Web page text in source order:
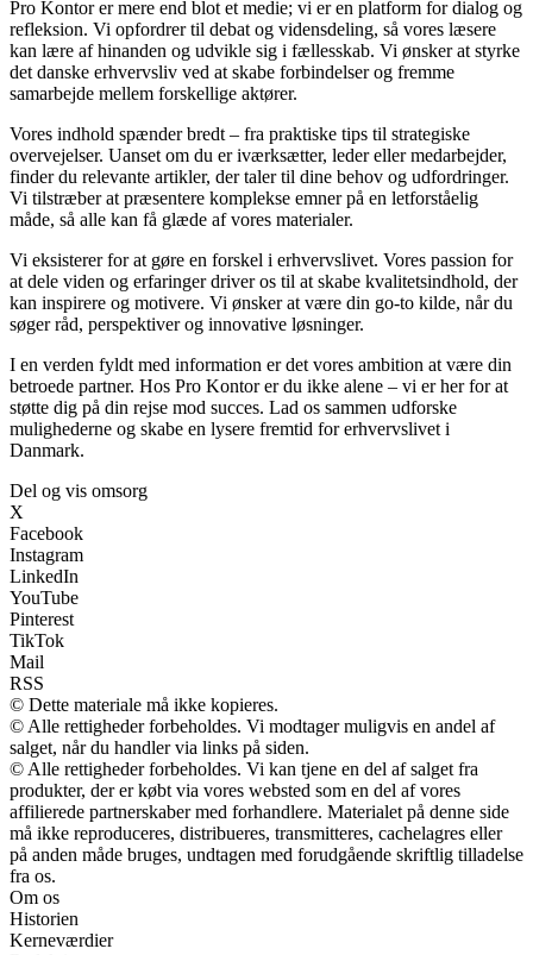
Pro Kontor er mere end blot et medie; vi er en platform for dialog og
refleksion. Vi opfordrer til debat og vidensdeling, så vores læsere
kan lære af hinanden og udvikle sig i fællesskab. Vi ønsker at styrke
det danske erhvervsliv ved at skabe forbindelser og fremme
samarbejde mellem forskellige aktører.
Vores indhold spænder bredt – fra praktiske tips til strategiske
overvejelser. Uanset om du er iværksætter, leder eller medarbejder,
finder du relevante artikler, der taler til dine behov og udfordringer.
Vi tilstræber at præsentere komplekse emner på en letforståelig
måde, så alle kan få glæde af vores materialer.
Vi eksisterer for at gøre en forskel i erhvervslivet. Vores passion for
at dele viden og erfaringer driver os til at skabe kvalitetsindhold, der
kan inspirere og motivere. Vi ønsker at være din go-to kilde, når du
søger råd, perspektiver og innovative løsninger.
I en verden fyldt med information er det vores ambition at være din
betroede partner. Hos Pro Kontor er du ikke alene – vi er her for at
støtte dig på din rejse mod succes. Lad os sammen udforske
mulighederne og skabe en lysere fremtid for erhvervslivet i
Danmark.
Del og vis omsorg
X
Facebook
Instagram
LinkedIn
YouTube
Pinterest
TikTok
Mail
RSS
© Dette materiale må ikke kopieres.
© Alle rettigheder forbeholdes. Vi modtager muligvis en andel af
salget, når du handler via links på siden.
© Alle rettigheder forbeholdes. Vi kan tjene en del af salget fra
produkter, der er købt via vores websted som en del af vores
affilierede partnerskaber med forhandlere. Materialet på denne side
må ikke reproduceres, distribueres, transmitteres, cachelagres eller
på anden måde bruges, undtagen med forudgående skriftlig tilladelse
fra os.
Om os
Historien
Kerneværdier